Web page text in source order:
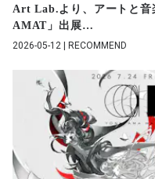
Art Lab.より、アートと音
AMAT」出展…
2026-05-12 | RECOMMEND